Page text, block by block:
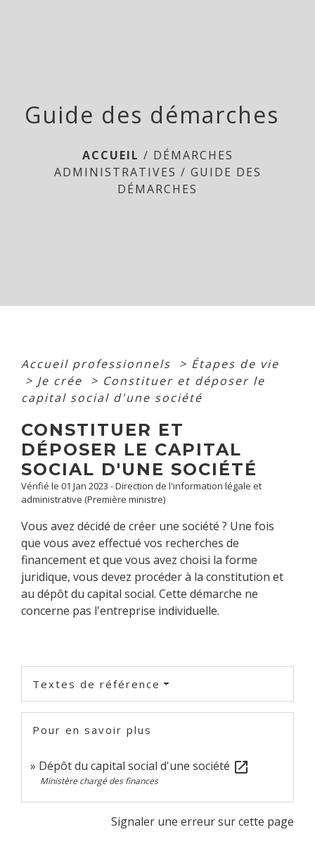
Guide des démarches
ACCUEIL / DÉMARCHES
ADMINISTRATIVES / GUIDE DES
DÉMARCHES
Accueil professionnels > Étapes de vie
> Je crée > Constituer et déposer le
capital social d'une société
CONSTITUER ET
DÉPOSER LE CAPITAL
SOCIAL D'UNE SOCIÉTÉ
Vérifié le 01 Jan 2023 - Direction de l'information légale et
administrative (Première ministre)
Vous avez décidé de créer une société ? Une fois
que vous avez effectué vos recherches de
financement et que vous avez choisi la forme
juridique, vous devez procéder à la constitution et
au dépôt du capital social. Cette démarche ne
concerne pas l'entreprise individuelle.
Textes de référence
Pour en savoir plus
Dépôt du capital social d'une société open_in_new
Ministère chargé des finances
Signaler une erreur sur cette page